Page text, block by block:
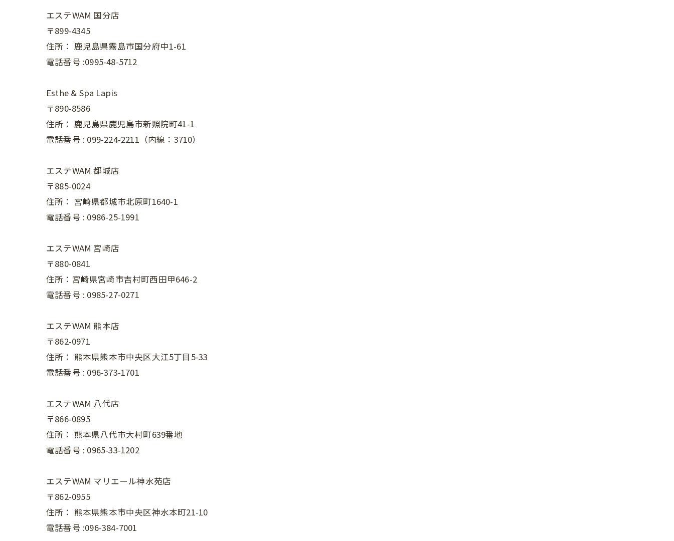
エステWAM 国分店
〒899-4345
住所： 鹿児島県霧島市国分府中1-61
電話番号 :0995-48-5712
Esthe & Spa Lapis
〒890-8586
住所： 鹿児島県鹿児島市新照院町41-1
電話番号 : 099-224-2211（内線：3710）
エステWAM 都城店
〒885-0024
住所： 宮崎県都城市北原町1640-1
電話番号 : 0986-25-1991
エステWAM 宮崎店
〒880-0841
住所：宮崎県宮崎市吉村町西田甲646-2
電話番号 : 0985-27-0271
エステWAM 熊本店
〒862-0971
住所： 熊本県熊本市中央区大江5丁目5-33
電話番号 : 096-373-1701
エステWAM 八代店
〒866-0895
住所： 熊本県八代市大村町639番地
電話番号 : 0965-33-1202
エステWAM マリエール神水苑店
〒862-0955
住所： 熊本県熊本市中央区神水本町21-10
電話番号 :096-384-7001